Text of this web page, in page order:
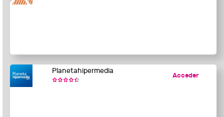
Planetahipermedia
Acceder